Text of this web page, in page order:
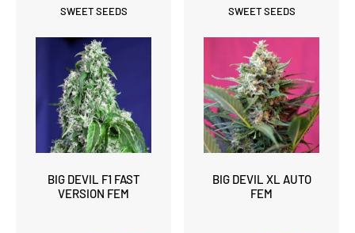
SWEET SEEDS
BIG DEVIL F1 FAST
VERSION FEM
SWEET SEEDS
BIG DEVIL XL AUTO
FEM